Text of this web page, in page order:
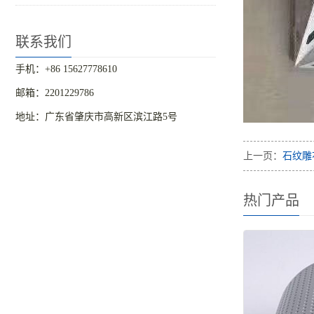
联系我们
手机：+86 15627778610
邮箱：2201229786
地址：广东省肇庆市高新区滨江路5号
上一页： 石纹
热门产品